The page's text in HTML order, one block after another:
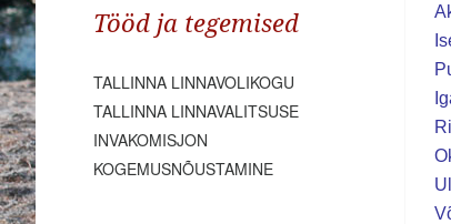
Tööd ja tegemised
TALLINNA LINNAVOLIKOGU
TALLINNA LINNAVALITSUSE
INVAKOMISJON
KOGEMUSNÕUSTAMINE